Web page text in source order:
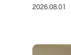
2026.08.01